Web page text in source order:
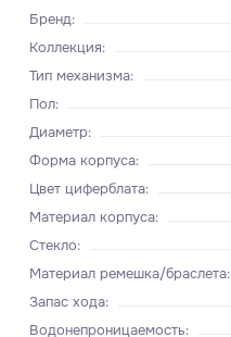
Бренд:
Коллекция:
Тип механизма:
Пол:
Диаметр:
Форма корпуса:
Цвет циферблата:
Материал корпуса:
Стекло:
Материал ремешка/браслета:
Запас хода:
Водонепроницаемость: